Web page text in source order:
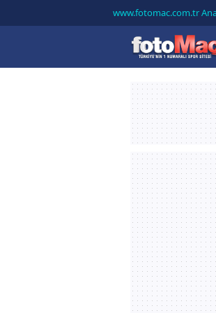
www.fotomac.com.tr